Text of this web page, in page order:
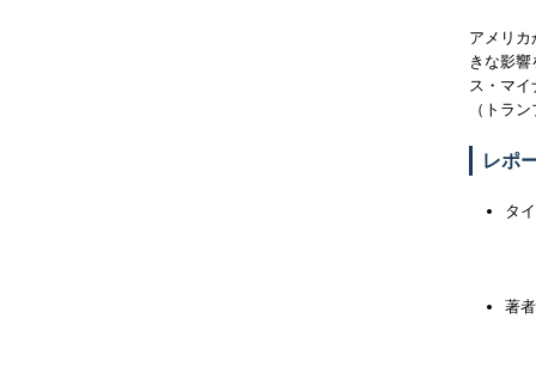
アメリ
きな影
ス・マイ
（トラ
レポ
タ
著者